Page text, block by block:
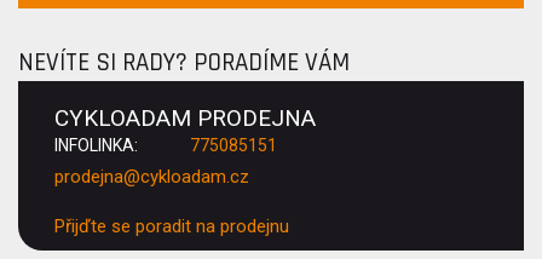
NEVÍTE SI RADY? PORADÍME VÁM
CYKLOADAM PRODEJNA
INFOLINKA: 775085151
prodejna@cykloadam.cz
Přijďte se poradit na prodejnu